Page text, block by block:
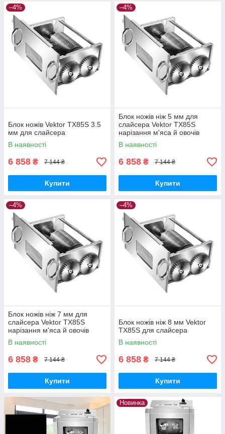
–4%
Блок ножів Vektor TX85S 3.5
мм для слайсера
В наявності
6 858 ₴ 7 144 ₴
Купити
–4%
Блок ножів ніж 5 мм для
слайсера Vektor TX85S
нарізання м'яса й овочів
В наявності
6 858 ₴ 7 144 ₴
Купити
–4%
Блок ножів ніж 7 мм для
слайсера Vektor TX85S
нарізання м'яса й овочів
В наявності
6 858 ₴ 7 144 ₴
Купити
–4%
Блок ножів ніж 8 мм Vektor
TX85S для слайсера
В наявності
6 858 ₴ 7 144 ₴
Купити
Новинка